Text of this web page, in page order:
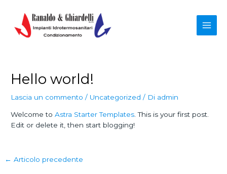
contenuto
Main
Hello world!
Lascia un commento / Uncategorized / Di admin
Welcome toAstra Starter Templates . This is your first post.
Edit or delete it, then start blogging!
Navigazione
← Articolo precedente